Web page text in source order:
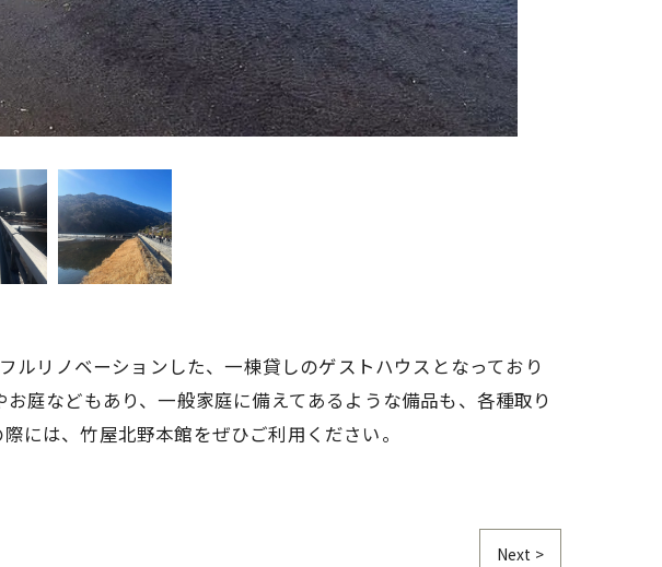
リノベーションした、一棟貸しのゲストハウスとなっており
庭などもあり、一般家庭に備えてあるような備品も、各種取り
には、竹屋北野本館をぜひご利用ください。
Next >